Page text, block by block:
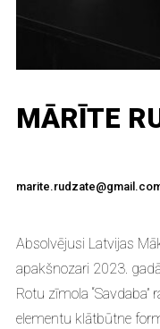
MĀRĪTE
Absolvējusi Latvijas
apakšnozari 2023.
Rotu zīmola
elementu klātbūtne